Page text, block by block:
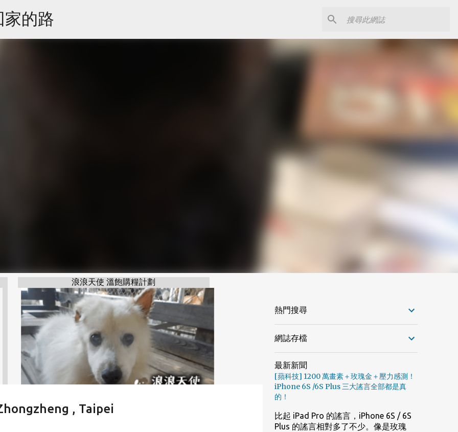
家的路
浪浪天使 溫飽購糧計劃
, Taipei
熱門搜尋
網誌存檔
最新新聞
[蘋科技] 1200 萬畫素＋玫瑰金＋壓力感測！
iPhone 6S /6S Plus 三大謠言全部都是真
的！
比起 iPad Pro 的謠言，iPhone 6S / 6S
Plus 的謠言相對多了不少。像是玫瑰